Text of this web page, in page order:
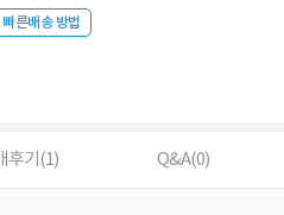
빠른배송 방법
후기(1) Q&A(0)